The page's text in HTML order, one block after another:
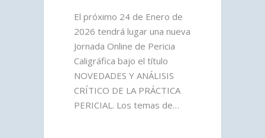
El próximo 24 de Enero de
2026 tendrá lugar una nueva
Jornada Online de Pericia
Caligráfica bajo el título
NOVEDADES Y ANÁLISIS
CRÍTICO DE LA PRÁCTICA
PERICIAL. Los temas de…